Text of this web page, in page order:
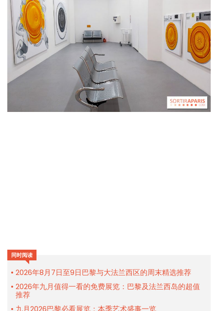
同时阅读
2026年8月7日至9日巴黎与大法兰西区的周末精选推荐
2026年九月值得一看的免费展览：巴黎及法兰西岛的超值
推荐
九月2026巴黎必看展览：本季艺术盛事一览